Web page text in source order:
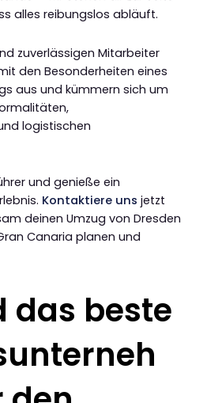
alles reibungslos abläuft.
zuverlässigen Mitarbeiter
den Besonderheiten eines
aus und kümmern sich um
logistischen
und genieße ein
Kontaktiere uns jetzt
deinen Umzug von Dresden
Canaria planen und
das beste